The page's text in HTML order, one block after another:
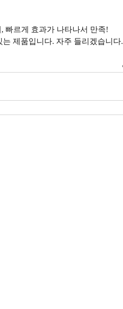
빠르게 효과가 나타나서 만족!
제품입니다. 자주 들리겠습니다.